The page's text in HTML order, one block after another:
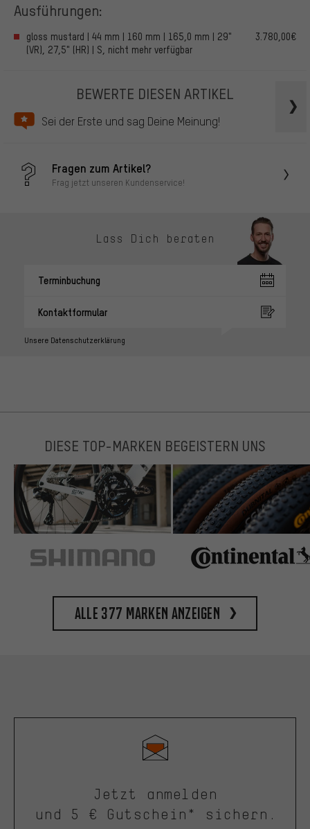
Ausführungen:
gloss mustard | 44 mm | 160 mm | 165,0 mm | 29"
(VR), 27,5" (HR) | S, nicht mehr verfügbar
3.780,00€
BEWERTE DIESEN ARTIKEL
Sei der Erste und sag Deine Meinung!
Fragen zum Artikel?
Frag jetzt unseren Kundenservice!
Lass Dich beraten
Terminbuchung
Kontaktformular
Unsere Datenschutzerklärung
DIESE TOP-MARKEN BEGEISTERN UNS
Alle 377 Marken anzeigen
Jetzt anmelden
und 5 € Gutschein* sichern.